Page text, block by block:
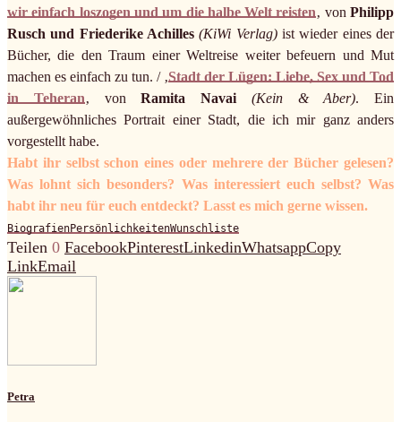
wir einfach loszogen und um die halbe Welt reisten‚ vonPhilipp
Rusch und Friederike Achilles(KiWi Verlag)ist wieder eines der
Bücher, die den Traum einer Weltreise weiter befeuern und Mut
machen es einfach zu tun. / ‚Stadt der Lügen: Liebe, Sex und Tod
in Teheran‚ vonRamita Navai (Kein & Aber). Ein
außergewöhnliches Portrait einer Stadt, die ich mir ganz anders
vorgestellt habe.
Habt ihr selbst schon eines oder mehrere der Bücher gelesen?
Was lohnt sich besonders? Was interessiert euch selbst? Was
habt ihr neu für euch entdeckt? Lasst es mich gerne wissen.
BiografienPersönlichkeitenWunschliste
Teilen 0 FacebookPinterestLinkedinWhatsappCopy
LinkEmail
Petra